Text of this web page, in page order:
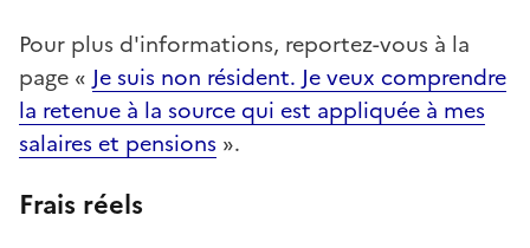
Pour plus d'informations, reportez-vous à la
page « Je suis non résident. Je veux comprendre
la retenue à la source qui est appliquée à mes
salaires et pensions ».
Frais réels